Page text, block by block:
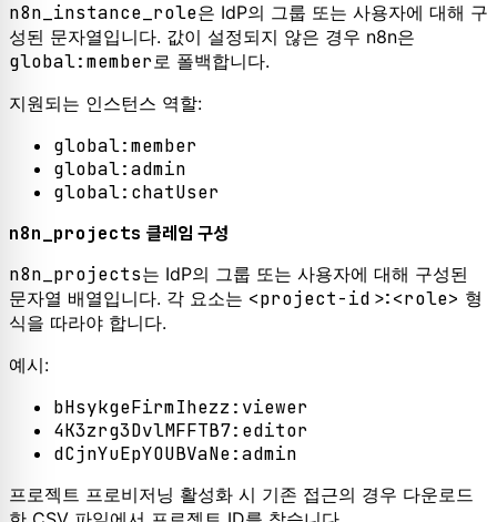
n8n_instance_role은 IdP의 그룹 또는 사용자에 대해 구
성된 문자열입니다. 값이 설정되지 않은 경우 n8n은
global:member로 폴백합니다.
지원되는 인스턴스 역할:
global:member
global:admin
global:chatUser
n8n_projects 클레임 구성
n8n_projects는 IdP의 그룹 또는 사용자에 대해 구성된
문자열 배열입니다. 각 요소는 <project-id>:<role> 형
식을 따라야 합니다.
예시:
bHsykgeFirmIhezz:viewer
4K3zrg3DvlMFFTB7:editor
dCjnYuEpYOUBVaNe:admin
프로젝트 프로비저닝 활성화 시 기존 접근의 경우 다운로드